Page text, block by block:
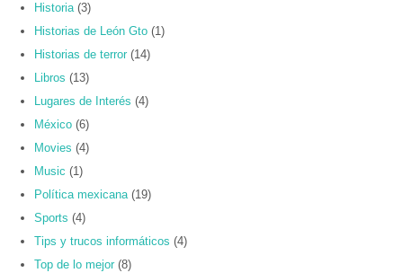
Historia(3)
Historias de León Gto (1)
Historias de terror (14)
Libros (13)
Lugares de Interés (4)
México (6)
Movies (4)
Music (1)
Política mexicana(19)
Sports (4)
Tips y trucos informáticos (4)
Top de lo mejor (8)